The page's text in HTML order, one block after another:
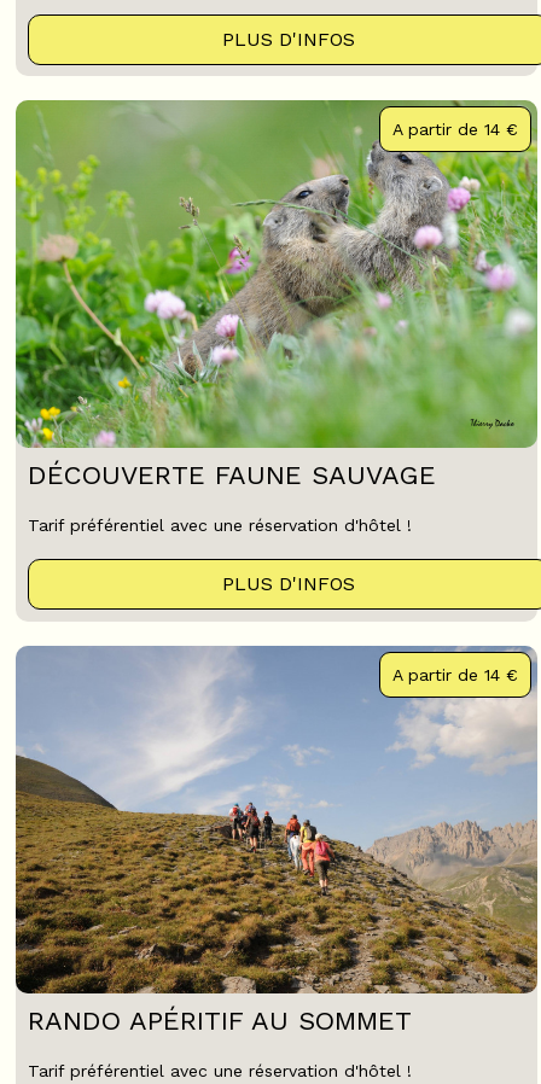
PLUS D'INFOS
DÉCOUVERTE FAUNE SAUVAGE
A partir de 14 €
Tarif préférentiel avec une réservation d'hôtel !
PLUS D'INFOS
RANDO APÉRITIF AU SOMMET
A partir de 14 €
Tarif préférentiel avec une réservation d'hôtel !